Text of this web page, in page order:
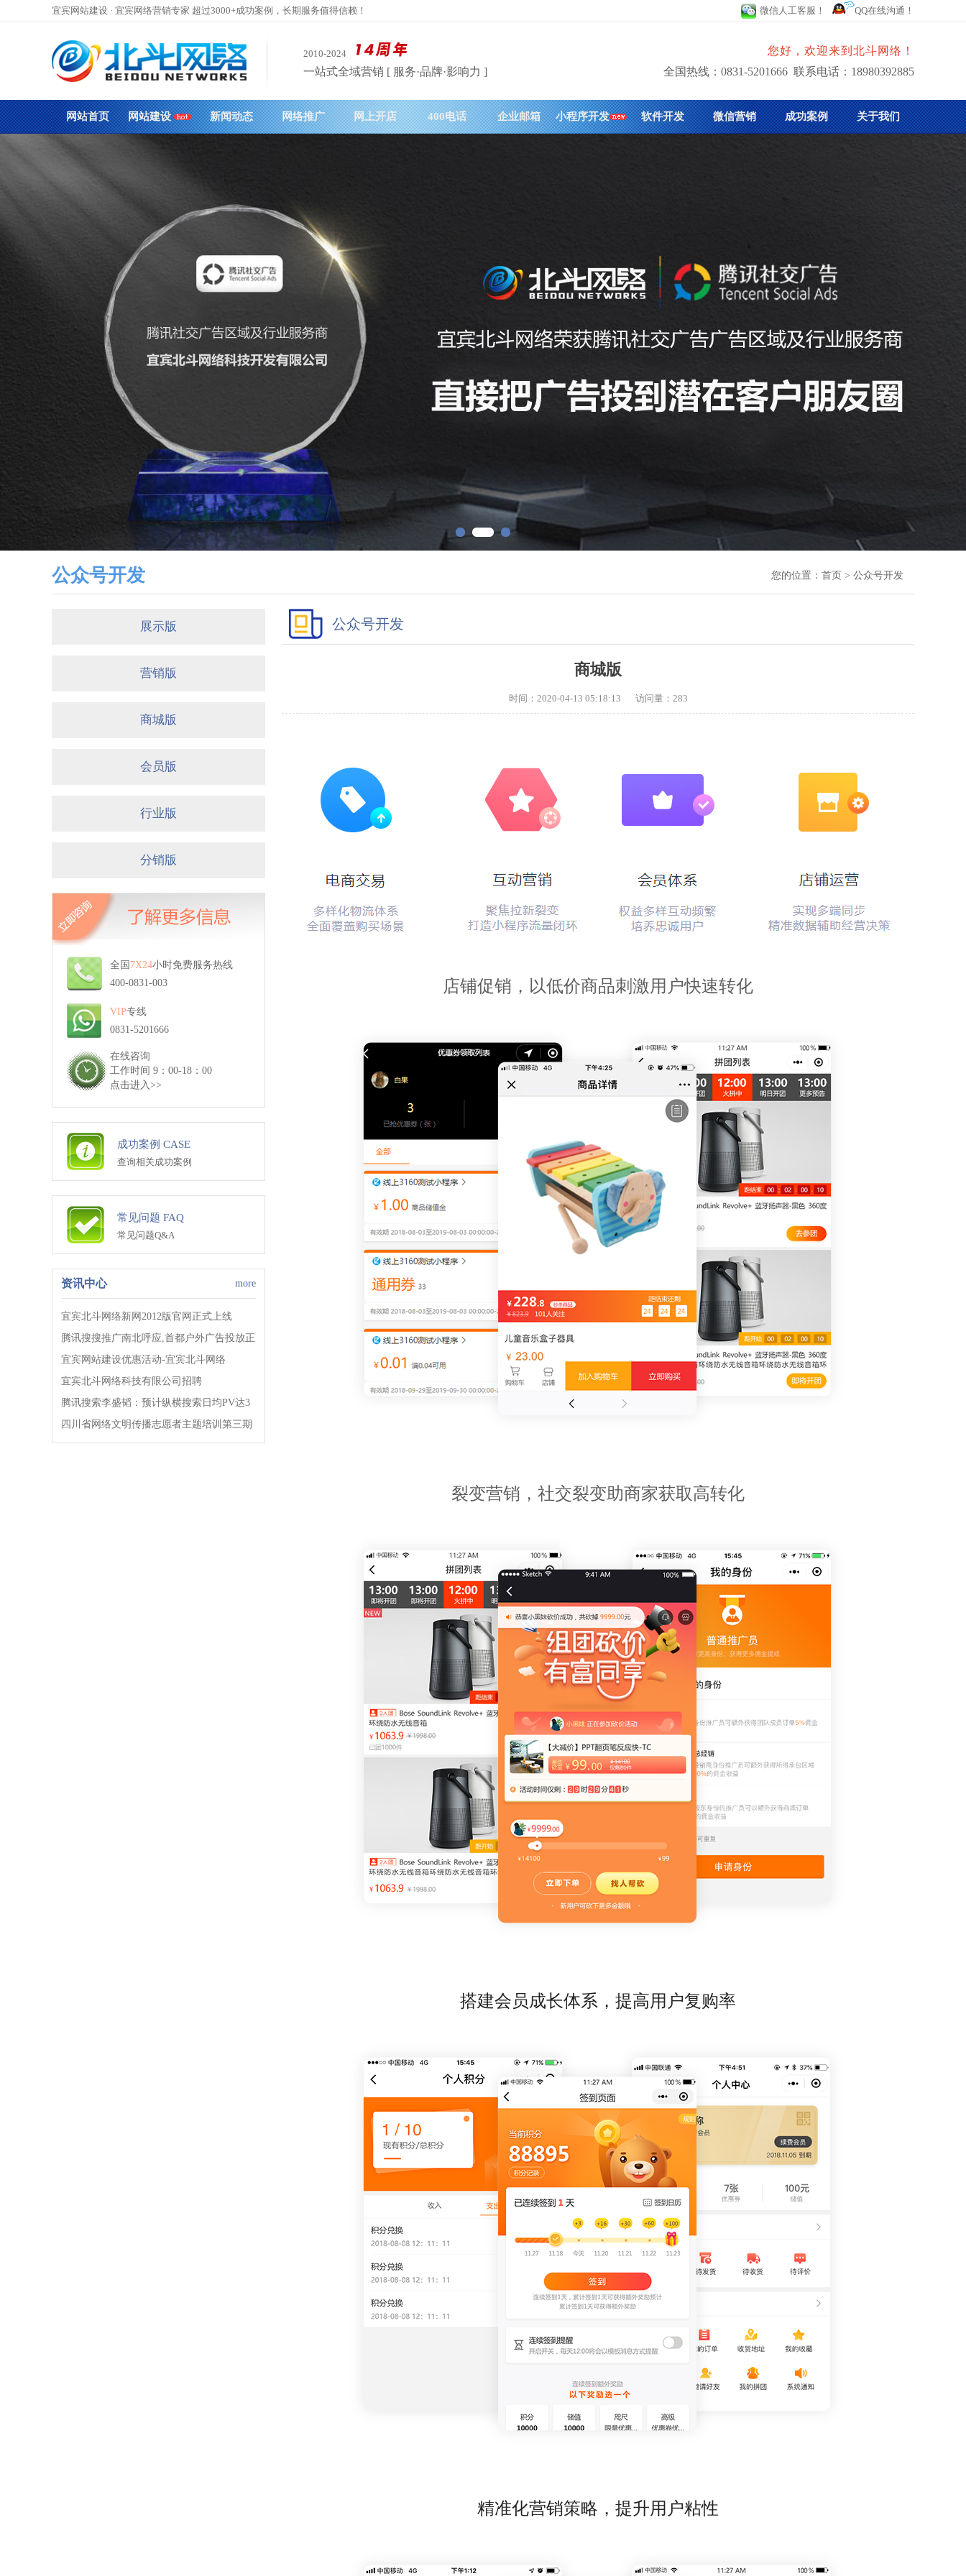
宜宾网站建设 · 宜宾网络营销专家 超过3000+成功案例，长期服务值得信赖！ 微信人工客服！ QQ在线沟通！
2010-2024
一站式全域营销 [ 服务·品牌·影响力 ]
您好，欢迎来到北斗网络！
全国热线：0831-5201666 联系电话：18980392885
网站首页 网站建设 新闻动态 网络推广 网上开店 400电话 企业邮箱 小程序开发 软件开发 微信营销 成功案例 关于我们
1
公众号开发 您的位置： 首页 > 公众号开发
展示版
营销版
商城版
会员版
行业版
分销版
全国 7X24小时免费服务热线
400-0831-003
VIP专线
0831-5201666
在线咨询
工作时间 9：00-18：00
点击进入>>
成功案例 CASE
查询相关成功案例
常见问题 FAQ
常见问题Q&A
资讯中心 more
宜宾北斗网络新网2012版官网正式上线
腾讯搜搜推广南北呼应,首都户外广告投放正
式启动!!!
宜宾网站建设优惠活动-宜宾北斗网络
宜宾北斗网络科技有限公司招聘
腾讯搜索李盛韬：预计纵横搜索日均PV达3
亿!
四川省网络文明传播志愿者主题培训第三期
开班!
公众号开发
商城版
时间：2020-04-13 05:18:13 访问量： 283
店铺促销，以低价商品刺激用户快速转化
裂变营销，社交裂变助商家获取高转化
搭建会员成长体系，提高用户复购率
精准化营销策略，提升用户粘性